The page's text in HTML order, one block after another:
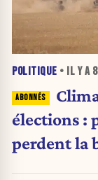
POLITIQUE • IL Y A
élections :
perdent la